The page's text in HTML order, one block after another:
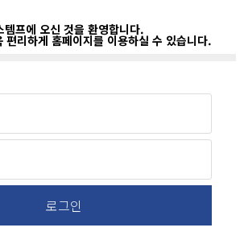
템프에 오신 것을 환영합니다.
편리하게 홈페이지를 이용하실 수 있습니다.